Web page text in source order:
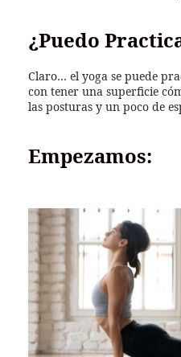
¿Puedo
Claro… el yoga se puede
con tener una superficie
las posturas y un poco de
Empezamos: